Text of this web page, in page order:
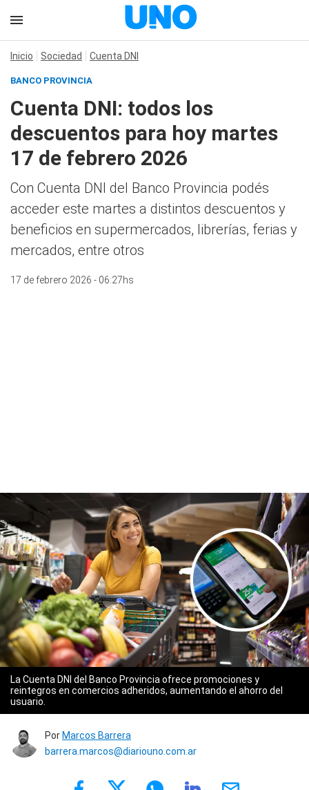
Inicio Sociedad Cuenta DNI
BANCO PROVINCIA
Cuenta DNI: todos los
descuentos para hoy martes
17 de febrero 2026
Con Cuenta DNI del Banco Provincia podés
acceder este martes a distintos descuentos y
beneficios en supermercados, librerías, ferias y
mercados, entre otros
17 de febrero 2026 - 06:27hs
La Cuenta DNI del Banco Provincia ofrece promociones y
reintegros en comercios adheridos, aumentando el ahorro del
usuario.
Por Marcos Barrera
barrera.marcos@diariouno.com.ar